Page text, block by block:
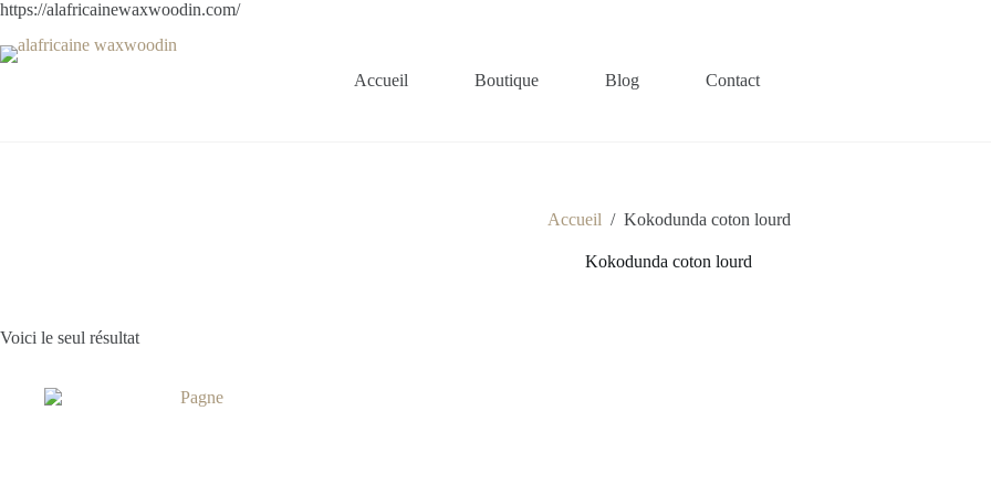
https://alafricainewaxwoodin.com/Passer
Accueil
Boutique Blog Contact
Accueil / Kokodunda coton lourd
Kokodunda coton lourd
Voici le seul résultat